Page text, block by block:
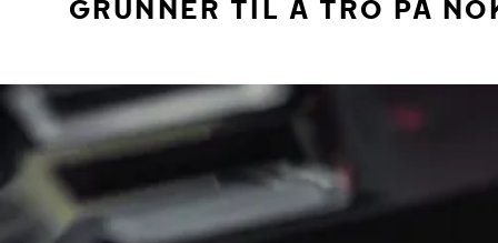
GRUNNER TIL Å TRO PÅ